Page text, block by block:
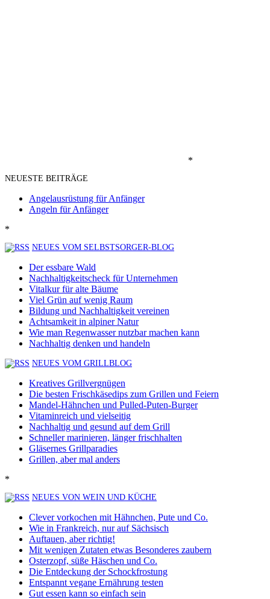
*
NEUESTE BEITRÄGE
Angelausrüstung für Anfänger
Angeln für Anfänger
*
NEUES VOM SELBSTSORGER-BLOG
Der essbare Wald
Nachhaltigkeitscheck für Unternehmen
Vitalkur für alte Bäume
Viel Grün auf wenig Raum
Bildung und Nachhaltigkeit vereinen
Achtsamkeit in alpiner Natur
Wie man Regenwasser nutzbar machen kann
Nachhaltig denken und handeln
NEUES VOM GRILLBLOG
Kreatives Grillvergnügen
Die besten Frischkäsedips zum Grillen und Feiern
Mandel-Hähnchen und Pulled-Puten-Burger
Vitaminreich und vielseitig
Nachhaltig und gesund auf dem Grill
Schneller marinieren, länger frischhalten
Gläsernes Grillparadies
Grillen, aber mal anders
*
NEUES VON WEIN UND KÜCHE
Clever vorkochen mit Hähnchen, Pute und Co.
Wie in Frankreich, nur auf Sächsisch
Auftauen, aber richtig!
Mit wenigen Zutaten etwas Besonderes zaubern
Osterzopf, süße Häschen und Co.
Die Entdeckung der Schockfrostung
Entspannt vegane Ernährung testen
Gut essen kann so einfach sein